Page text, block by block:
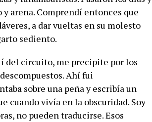
arena. Comprendí entonces que
a dar vueltas en su molesto
sediento.
del circuito, me precipite por los
Ahí fui
sobre una peña y escribía un
cuando vivía en la obscuridad. Soy
no pueden traducirse. Esos